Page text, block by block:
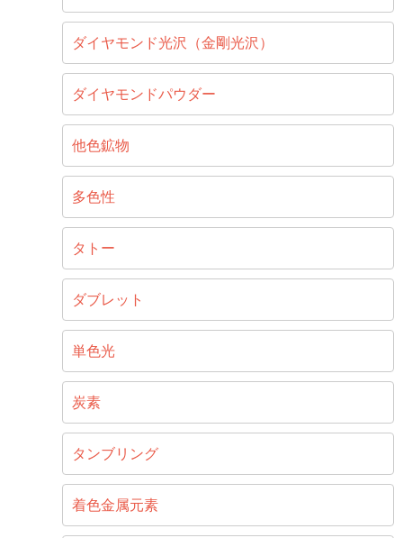
ダイヤモンド光沢（金剛光沢）
ダイヤモンドパウダー
他色鉱物
多色性
タトー
ダブレット
単色光
炭素
タンブリング
着色金属元素